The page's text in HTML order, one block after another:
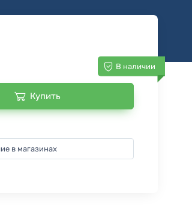
В наличии
Купить
в магазинах